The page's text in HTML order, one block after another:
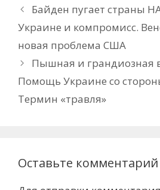
Байден пугает страны
Украине и компромисс.
новая проблема США
Пышная и грандиозная
Помощь Украине со
Термин «травля»
Оставьте комментарий